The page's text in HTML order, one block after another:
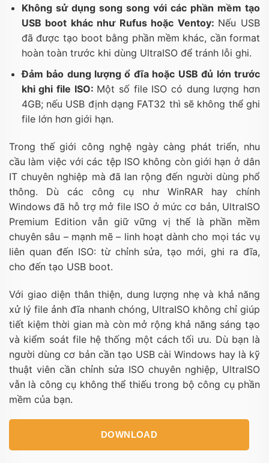
Không sử dụng song song với các phần mềm tạo
USB boot khác như Rufus hoặc Ventoy: Nếu USB
đã được tạo boot bằng phần mềm khác, cần format
hoàn toàn trước khi dùng UltraISO để tránh lỗi ghi.
Đảm bảo dung lượng ổ đĩa hoặc USB đủ lớn trước
khi ghi file ISO: Một số file ISO có dung lượng hơn
4GB; nếu USB định dạng FAT32 thì sẽ không thể ghi
file lớn hơn giới hạn.
Trong thế giới công nghệ ngày càng phát triển, nhu
cầu làm việc với các tệp ISO không còn giới hạn ở dân
IT chuyên nghiệp mà đã lan rộng đến người dùng phổ
thông. Dù các công cụ như WinRAR hay chính
Windows đã hỗ trợ mở file ISO ở mức cơ bản, UltraISO
Premium Edition vẫn giữ vững vị thế là phần mềm
chuyên sâu – mạnh mẽ – linh hoạt dành cho mọi tác vụ
liên quan đến ISO: từ chỉnh sửa, tạo mới, ghi ra đĩa,
cho đến tạo USB boot.
Với giao diện thân thiện, dung lượng nhẹ và khả năng
xử lý file ảnh đĩa nhanh chóng, UltraISO không chỉ giúp
tiết kiệm thời gian mà còn mở rộng khả năng sáng tạo
và kiểm soát file hệ thống một cách tối ưu. Dù bạn là
người dùng cơ bản cần tạo USB cài Windows hay là kỹ
thuật viên cần chỉnh sửa ISO chuyên nghiệp, UltraISO
vẫn là công cụ không thể thiếu trong bộ công cụ phần
mềm của bạn.
DOWNLOAD